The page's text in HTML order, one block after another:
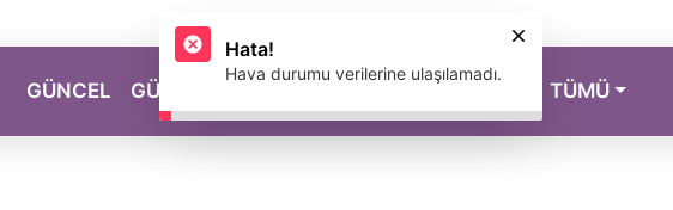
GÜNCEL GÜZELLİK MAGAZİN TÜMÜ